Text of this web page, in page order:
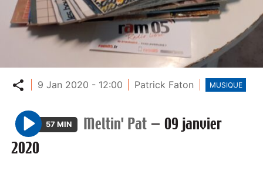
Partager
9 Jan 2020 - 12:00 Patrick Faton MUSIQUE
P
l
57 MIN Meltin' Pat — 09 janvier
2020